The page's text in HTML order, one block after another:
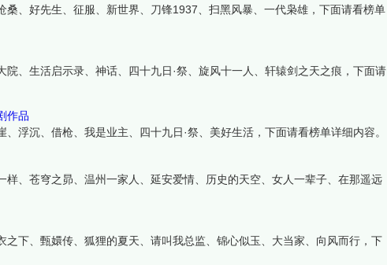
、好先生、征服、新世界、刀锋1937、扫黑风暴、一代枭雄，下面请看榜单
、生活启示录、神话、四十九日·祭、旋风十一人、轩辕剑之天之痕，下面请
作品
浮沉、借枪、我是业主、四十九日·祭、美好生活，下面请看榜单详细内容。
、苍穹之昴、温州一家人、延安爱情、历史的天空、女人一辈子、在那遥远
下、甄嬛传、狐狸的夏天、请叫我总监、锦心似玉、大当家、向风而行，下